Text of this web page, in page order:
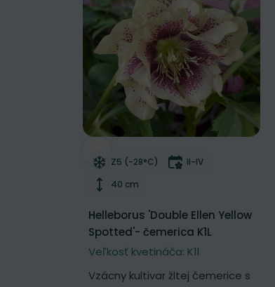
Odober do zoznamu želaní
Mrazuvzdornosť
Z5 (-28°C) Doba kvitnutia
II-IV
Výška rastliny
40 cm
Helleborus 'Double Ellen Yellow
Spotted'- čemerica K1L
Veľkosť kvetináča: K1l
Vzácny kultivar žltej čemerice s